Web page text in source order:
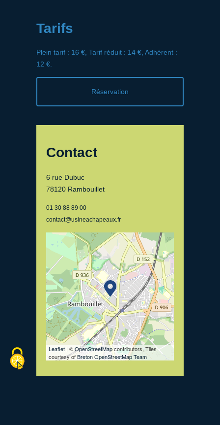
Tarifs
Plein tarif : 16 €, Tarif réduit : 14 €, Adhérent :
12 €.
Réservation
Contact
6 rue Dubuc
78120 Rambouillet
01 30 88 89 00
contact@usineachapeaux.fr
Leaflet | ©OpenStreetMapcontributors, Tiles
courtesy ofBreton OpenStreetMap Team